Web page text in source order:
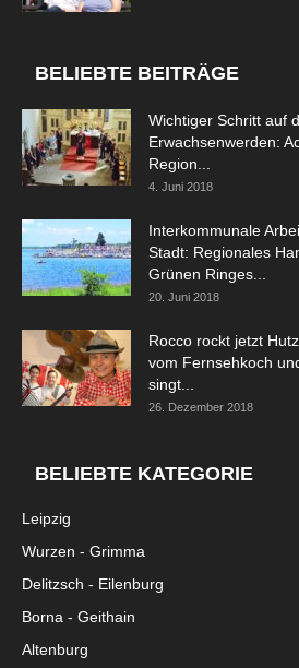
BELIEBTE BEITRÄGE
Wichtiger Schritt auf
Erwachsenwerden:
Region...
4. Juni 2018
Interkommunale
Stadt: Regionales
Grünen Ringes...
20. Juni 2018
Rocco rockt jetzt
vom Fernsehkoch
singt...
26. Dezember 2018
BELIEBTE KATEGORIE
Leipzig
Wurzen - Grimma
Delitzsch - Eilenburg
Borna - Geithain
Altenburg